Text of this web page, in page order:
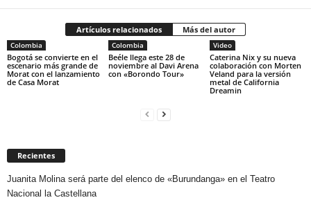
Artículos relacionados Más del autor
Colombia
Bogotá se convierte en el
escenario más grande de
Morat con el lanzamiento
de Casa Morat
Colombia
Beéle llega este 28 de
noviembre al Davi Arena
con «Borondo Tour»
Video
Caterina Nix y su nueva
colaboración con Morten
Veland para la versión
metal de California
Dreamin
Recientes
Juanita Molina será parte del elenco de «Burundanga» en el Teatro
Nacional la Castellana